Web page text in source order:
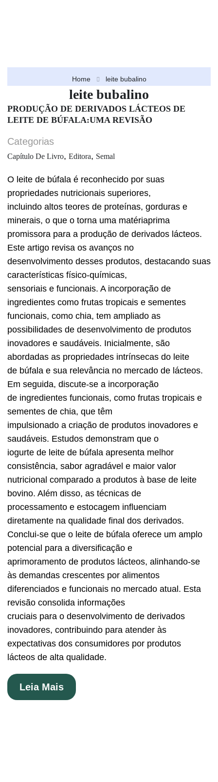
Home leite bubalino
leite bubalino
PRODUÇÃO DE DERIVADOS LÁCTEOS DE
LEITE DE BÚFALA:UMA REVISÃO
Categorias
Capítulo De Livro, Editora, Semal
O leite de búfala é reconhecido por suas
propriedades nutricionais superiores,
incluindo altos teores de proteínas, gorduras e
minerais, o que o torna uma matériaprima
promissora para a produção de derivados lácteos.
Este artigo revisa os avanços no
desenvolvimento desses produtos, destacando suas
características físico-químicas,
sensoriais e funcionais. A incorporação de
ingredientes como frutas tropicais e sementes
funcionais, como chia, tem ampliado as
possibilidades de desenvolvimento de produtos
inovadores e saudáveis. Inicialmente, são
abordadas as propriedades intrínsecas do leite
de búfala e sua relevância no mercado de lácteos.
Em seguida, discute-se a incorporação
de ingredientes funcionais, como frutas tropicais e
sementes de chia, que têm
impulsionado a criação de produtos inovadores e
saudáveis. Estudos demonstram que o
iogurte de leite de búfala apresenta melhor
consistência, sabor agradável e maior valor
nutricional comparado a produtos à base de leite
bovino. Além disso, as técnicas de
processamento e estocagem influenciam
diretamente na qualidade final dos derivados.
Conclui-se que o leite de búfala oferece um amplo
potencial para a diversificação e
aprimoramento de produtos lácteos, alinhando-se
às demandas crescentes por alimentos
diferenciados e funcionais no mercado atual. Esta
revisão consolida informações
cruciais para o desenvolvimento de derivados
inovadores, contribuindo para atender às
expectativas dos consumidores por produtos
lácteos de alta qualidade.
Leia Mais